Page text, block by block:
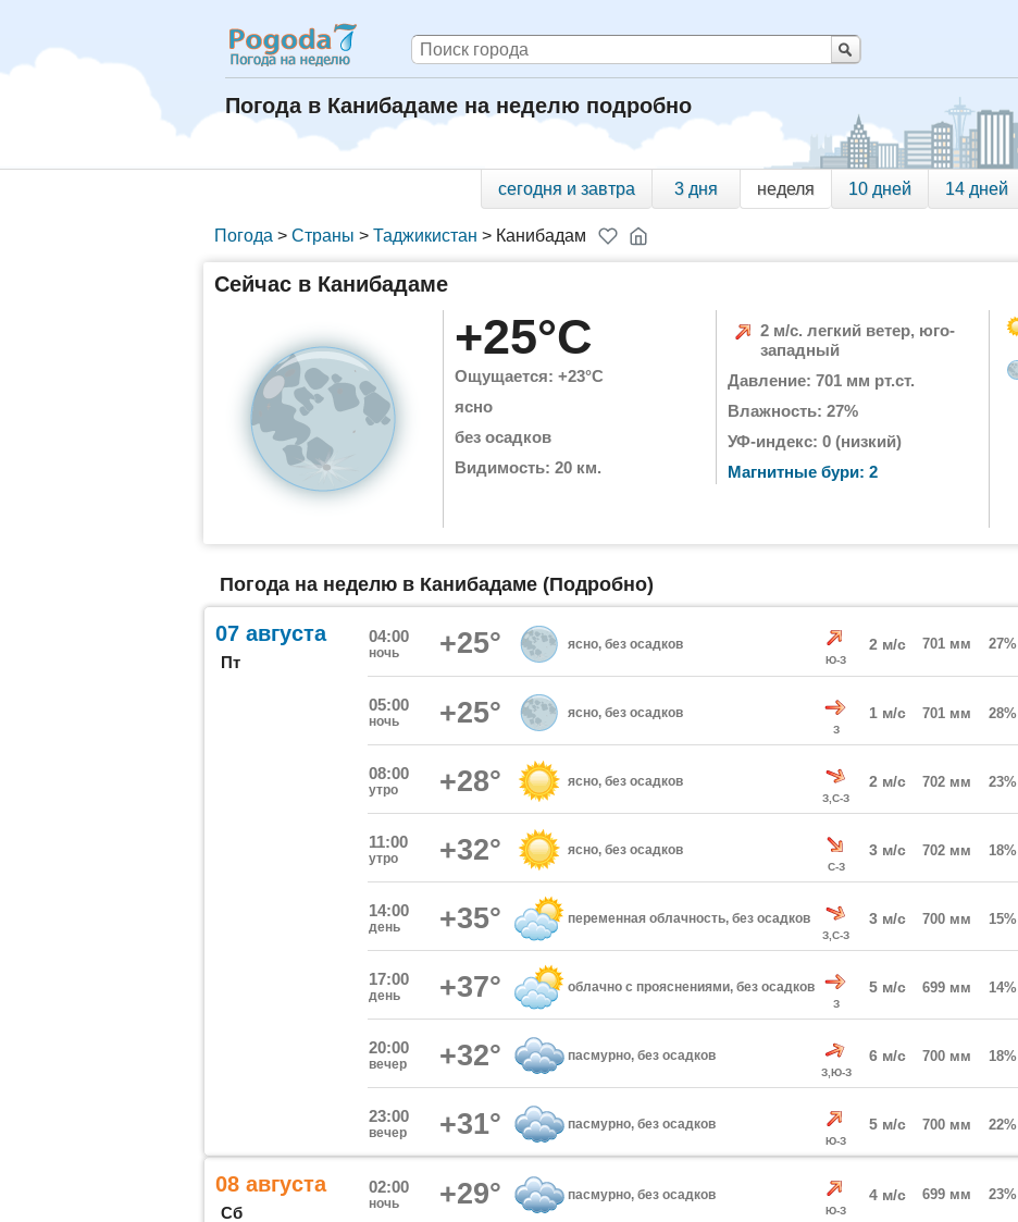
Погода в Канибадаме на неделю подробно
сегодня и завтра 3 дня неделя 10 дней 14 дней
Погода > Страны > Таджикистан > Канибадам
Сейчас в Канибадаме
+25°C
Ощущается: +23°C
ясно
без осадков
Видимость: 20 км.
2 м/с. легкий ветер, юго-
западный
Давление: 701 мм рт.ст.
Влажность: 27%
УФ-индекс: 0 (низкий)
Магнитные бури: 2
Погода на неделю в Канибадаме (Подробно)
07 августа
Пт
04:00
ночь +25° ясно, без осадков
Ю-З
2 м/с 701 мм 27%
05:00
ночь +25° ясно, без осадков
З
1 м/с 701 мм 28%
08:00
утро +28° ясно, без осадков
З,С-З
2 м/с 702 мм 23%
11:00
утро +32° ясно, без осадков
С-З
3 м/с 702 мм 18%
14:00
день +35° переменная облачность, без осадков
З,С-З
3 м/с 700 мм 15%
17:00
день +37° облачно с прояснениями, без осадков
З
5 м/с 699 мм 14%
20:00
вечер +32° пасмурно, без осадков
З,Ю-З
6 м/с 700 мм 18%
23:00
вечер +31° пасмурно, без осадков
Ю-З
5 м/с 700 мм 22%
08 августа
Сб
02:00
ночь +29° пасмурно, без осадков
Ю-З
4 м/с 699 мм 23%